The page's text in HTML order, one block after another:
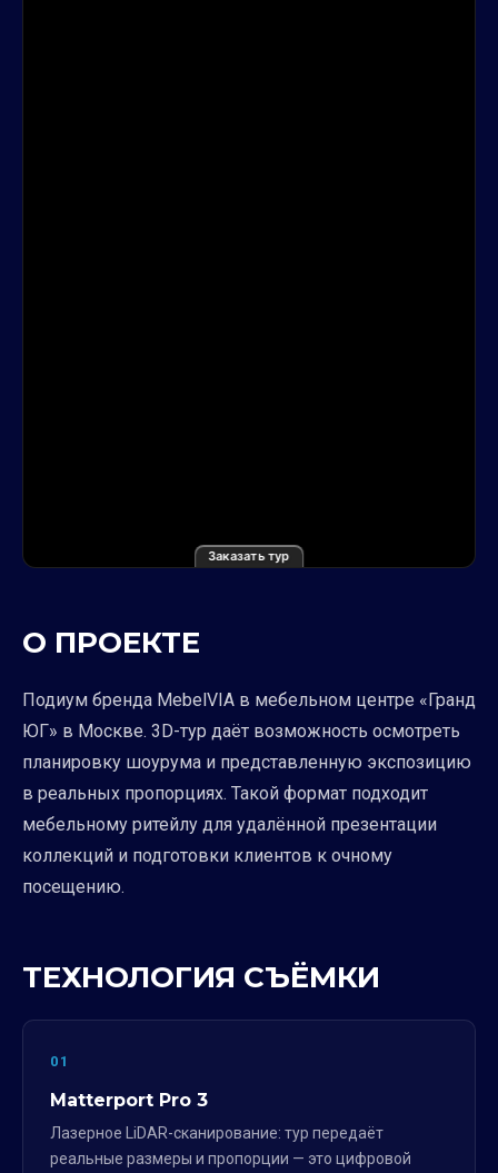
Заказать тур
О ПРОЕКТЕ
Подиум бренда MebelVIA в мебельном центре «Гранд
ЮГ» в Москве. 3D-тур даёт возможность осмотреть
планировку шоурума и представленную экспозицию
в реальных пропорциях. Такой формат подходит
мебельному ритейлу для удалённой презентации
коллекций и подготовки клиентов к очному
посещению.
ТЕХНОЛОГИЯ СЪЁМКИ
01
Matterport Pro 3
Лазерное LiDAR-сканирование: тур передаёт
реальные размеры и пропорции — это цифровой